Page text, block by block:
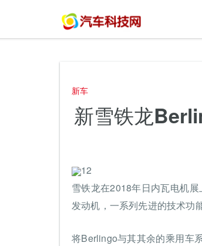
新车
新雪铁龙
12
雪铁龙在2018年日内瓦电机
发动机，一系列先进的技术功
将Berlingo与其其余的乘用车